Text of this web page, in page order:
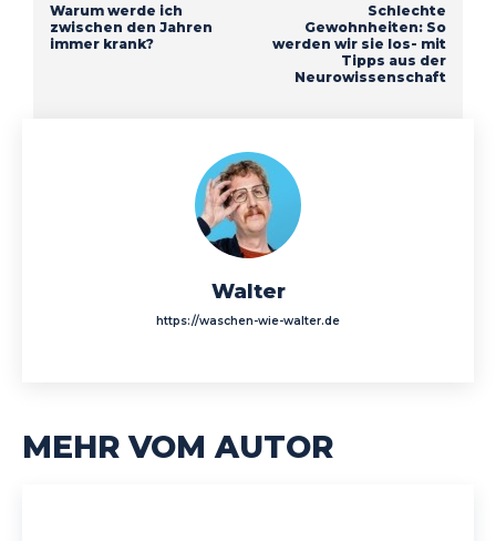
Warum werde ich
zwischen den Jahren
immer krank?
Schlechte
Gewohnheiten: So
werden wir sie los- mit
Tipps aus der
Neurowissenschaft
Walter
https://waschen-wie-walter.de
MEHR VOM AUTOR